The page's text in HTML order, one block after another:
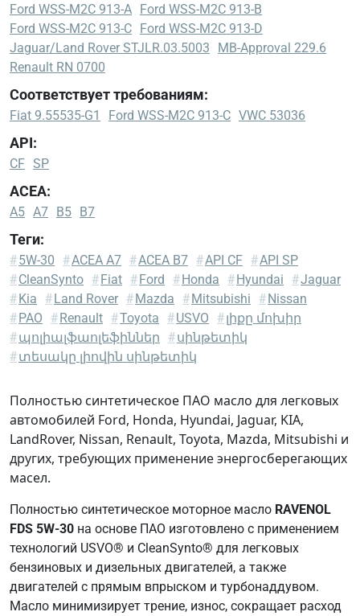
Ford WSS-M2C 913-A Ford WSS-M2C 913-B
Ford WSS-M2C 913-C Ford WSS-M2C 913-D
Jaguar/Land Rover STJLR.03.5003
MB-Approval 229.6
Renault RN 0700
Соответствует требованиям:
Fiat 9.55535-G1 Ford WSS-M2C 913-C VWC 53036
API:
CF SP
ACEA:
A5 A7 B5 B7
Fiat
9.55535-
G1
Ford
WSS-
M2C
A
Ford
WSS-
M2C
913-
Ford
WSS-
M2C
913-
C
Ford
Теги:
#5W-30 #ACEA A7 #ACEA B7 #API CF #API SP
#CleanSynto #Fiat #Ford #Honda #Hyundai #Jaguar
#Kia #Land Rover #Mazda #Mitsubishi #Nissan
#PAO #Renault #Toyota #USVO #լիքը մոխիր
#պոլիալֆաոլեֆիններ #սինթետիկ
#տեսակը լիովին սինթետիկ
Полностью синтетическое ПАО масло для легковых
автомобилей Ford, Honda, Hyundai, Jaguar, KIA,
LandRover, Nissan, Renault, Toyota, Mazda, Mitsubishi и
других, требующих применение энергосберегающих
масел.
Полностью синтетическое моторное масло RAVENOL
FDS 5W-30 на основе ПАО изготовлено с применением
технологий USVO® и CleanSynto® для легковых
бензиновых и дизельных двигателей, а также
двигателей с прямым впрыском и турбонаддувом.
Масло минимизирует трение, износ, сокращает расход